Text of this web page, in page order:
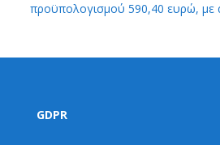
προϋπολογισμού 590,40 ευρώ, με
GDPR